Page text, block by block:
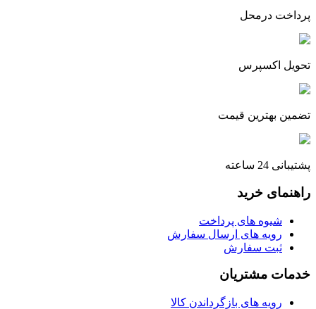
پرداخت درمحل
تحویل اکسپرس
تضمین بهترین قیمت
پشتیبانی 24 ساعته
راهنمای خرید
شیوه های پرداخت
رویه های ارسال سفارش
ثبت سفارش
خدمات مشتریان
رویه های بازگرداندن کالا